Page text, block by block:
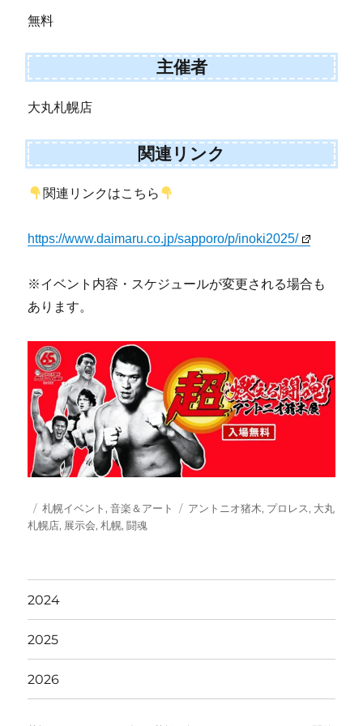
無料
主催者
大丸札幌店
関連リンク
関連リンクはこちら
https://www.daimaru.co.jp/sapporo/p/inoki2025/
※イベント内容・スケジュールが変更される場合も
あります。
投
稿
カ
テ
札幌イベント ,音楽＆アート
タ
アントニオ猪木, プロレス, 大丸
札幌店, 展示会,札幌,闘魂
2024
2025
2026